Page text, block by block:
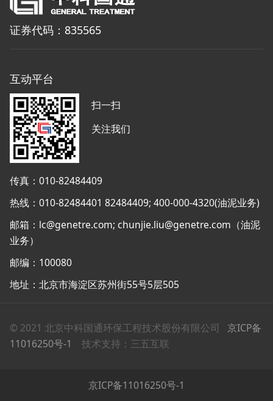
证券代码：835565
互动平台
扫一扫
关注我们
传真：010-82484409
热线：010-82484401 82484409; 400-000-4320(油泥业务)
邮箱：lc@genetre.com; chunjie.liu@genetre.com（油泥
业务）
邮编：100080
地址：北京市海淀区苏州街55号5层505
© 2021 北京中科国通环保工程技术股份有限公司 京ICP备
11016250号-1
技术支持：三五互联
京ICP备11016250号-1